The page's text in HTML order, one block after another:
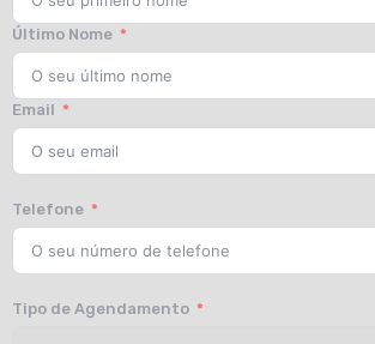
Último Nome
Email
Telefone
Tipo de Agendamento